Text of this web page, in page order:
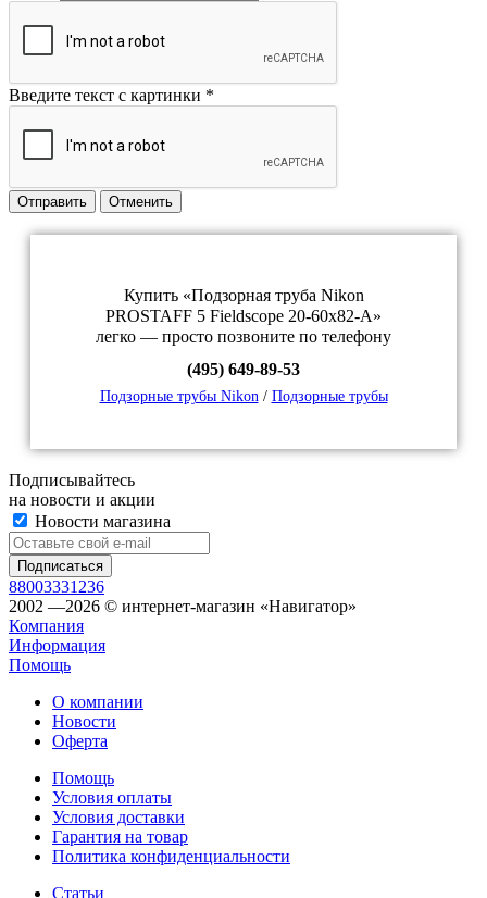
Введите текст с картинки *
Отправить Отменить
Купить «Подзорная труба Nikon
PROSTAFF 5 Fieldscope 20-60x82-A»
легко — просто позвоните по телефону
(495) 649-89-53
Подзорные трубы Nikon/ Подзорные трубы
Подписывайтесь
на новости и акции
Новости магазина
88003331236
2002 —2026 © интернет-магазин «Навигатор»
Компания
Информация
Помощь
О компании
Новости
Оферта
Помощь
Условия оплаты
Условия доставки
Гарантия на товар
Политика конфиденциальности
Статьи